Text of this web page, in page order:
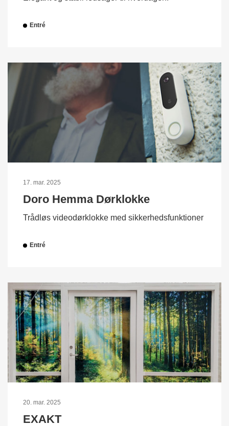
Entré
17. mar. 2025
Doro Hemma Dørklokke
Trådløs videodørklokke med sikkerhedsfunktioner
Entré
20. mar. 2025
EXAKT